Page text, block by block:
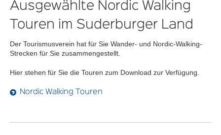
Nordic Walking im Suderburger Land
Erholung in der Heide
Kanuwandern auf Gerdau und Ilmenau
Wandern auf dem Wassererlebnispfad mit GPS
Ausgewählte Nordic Walking
Touren im Suderburger Land
Der Tourismusverein hat für Sie Wander- und Nordic-Walking-
Strecken für Sie zusammengestellt.
Hier stehen für Sie die Touren zum Download zur Verfügung.
Nordic Walking Touren